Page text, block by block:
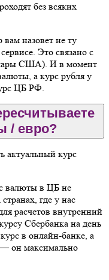
без всяких
вам назовет не ту
Это связано с
США). И в момент
а курс рубля у
ЦБ РФ.
/ евро?
актуальный курс
валюты в ЦБ не
где у нас
расчетов внутренний
Сбербанка на день
в онлайн-банке, а
он максимально